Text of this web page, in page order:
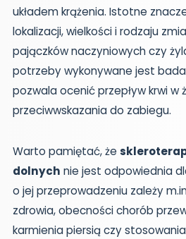
układem krążenia. Istotne
lokalizacji, wielkości i rodzaju
pajączków naczyniowych czy
potrzeby wykonywane jest
pozwala ocenić przepływ krwi w
przeciwwskazania do zabiegu.
Warto pamiętać, że
dolnych nie jest odpowiednia
o jej przeprowadzeniu zależy
zdrowia, obecności chorób
karmienia piersią czy